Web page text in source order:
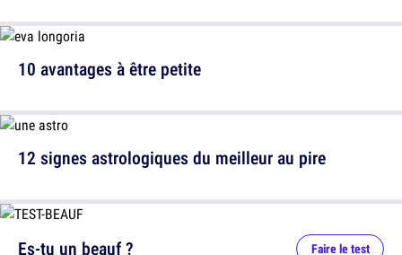
10 avantages à être petite
12 signes astrologiques du meilleur au pire
Es-tu un beauf ? Faire le test